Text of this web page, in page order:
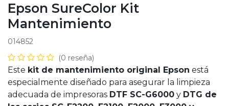
Epson SureColor Kit
Mantenimiento
014852
(0 reseña)
Este kit de mantenimiento original Epson está
especialmente diseñado para asegurar la limpieza
adecuada de impresoras DTF SC-G6000 y DTG de